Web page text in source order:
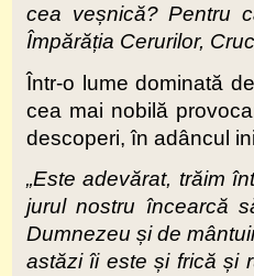
cea veșnică? Pentru
Împărăția Cerurilor,
Într-o lume dominată
cea mai nobilă
descoperi, în adâncul
„Este adevărat, trăim
jurul nostru încearcă
Dumnezeu și de
astăzi îi este și frică și